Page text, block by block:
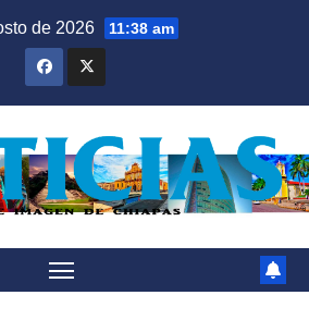
de 2026 11:38 am